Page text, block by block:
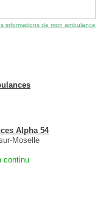
informations de mon ambulance
Alpha 54
Moselle
continu